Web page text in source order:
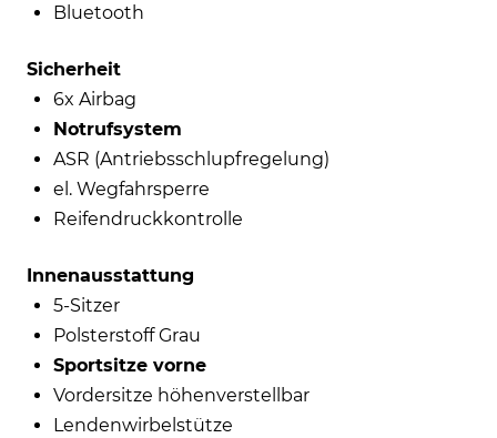
Bluetooth
Sicherheit
6x Airbag
Notrufsystem
ASR (Antriebsschlupfregelung)
el. Wegfahrsperre
Reifendruckkontrolle
Innenausstattung
5-Sitzer
Polsterstoff Grau
Sportsitze vorne
Vordersitze höhenverstellbar
Lendenwirbelstütze